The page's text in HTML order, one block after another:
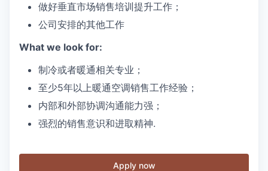
做好垂直市场销售培训提升工作；
公司安排的其他工作
What we look for:
制冷或者暖通相关专业；
至少5年以上暖通空调销售工作经验；
内部和外部协调沟通能力强；
强烈的销售意识和进取精神.
Apply now